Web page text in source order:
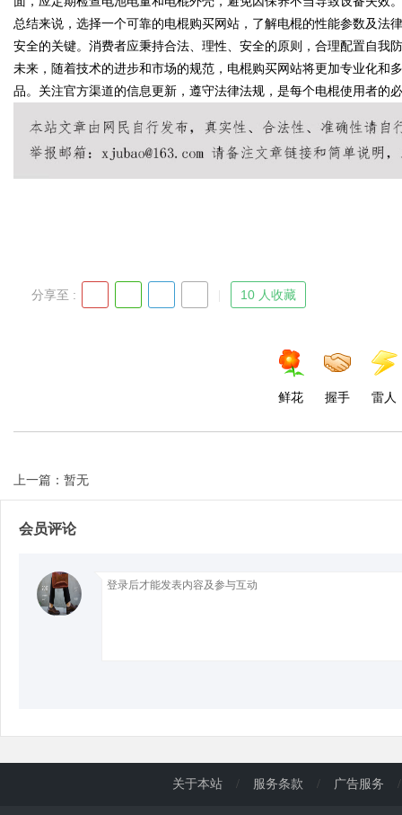
Bo
总结来说，选择一个可靠的电棍购买网站，了解电棍的性能参数及法
安全的关键。消费者应秉持合法、理性、安全的原则，合理配置自我
未来，随着技术的进步和市场的规范，电棍购买网站将更加专业化和
品。关注官方渠道的信息更新，遵守法律法规，是每个电棍使用者的
分享至 : 10 人收藏
鲜花 握手 雷人
上一篇：暂无
会员评论
关于本站 / 服务条款 / 广告服务 /